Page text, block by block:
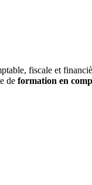
fiscale et
de formation en